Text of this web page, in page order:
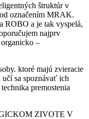
štruktúr v
označením MRAK.
ROBO a je tak vyspelá,
najprv
–
ktoré majú zvieracie
sa spoznávať ich
premostenia
ZIVOTE V